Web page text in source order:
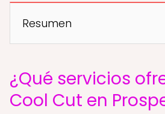
Resumen
¿Qué servicios
Cool Cut en